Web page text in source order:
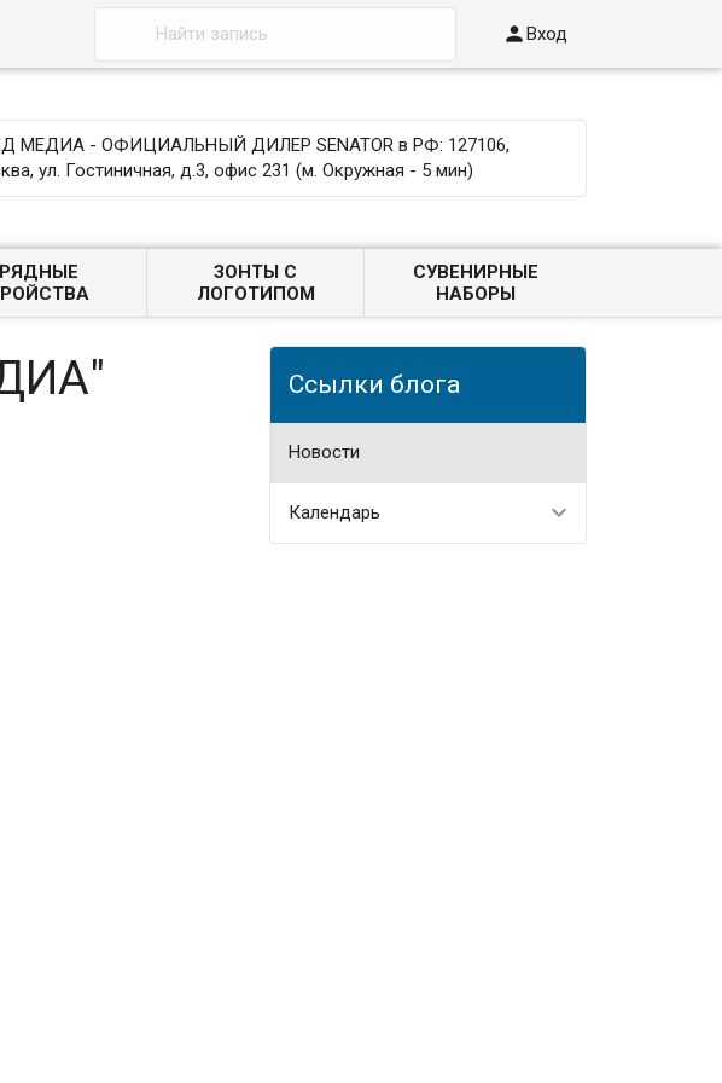
Вход
МЕДИА - ОФИЦИАЛЬНЫЙ ДИЛЕР SENATOR в РФ: 127106,
ул. Гостиничная, д.3, офис 231 (м. Окружная - 5 мин)
ЗОНТЫ С
ЛОГОТИПОМ
СУВЕНИРНЫЕ
НАБОРЫ
Ссылки блога
Новости
Календарь